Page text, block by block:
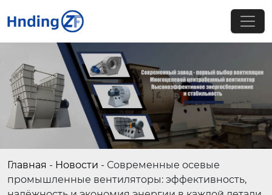
Главная - Новости - Современные осевые
промышленные вентиляторы: эффективность,